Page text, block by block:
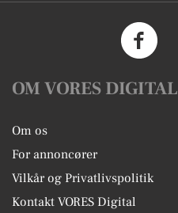
OM VORES DIGITAL
Om os
For annoncører
Vilkår og Privatlivspolitik
Kontakt VORES Digital